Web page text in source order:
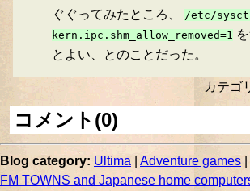
ぐぐってみたところ、
/etc/
kern.ipc.shm_allow_removed=1
とよい、とのことだった。
カテゴ
コメント(0)
Blog category: Ultima Adventure games
FM TOWNS and Japanese home